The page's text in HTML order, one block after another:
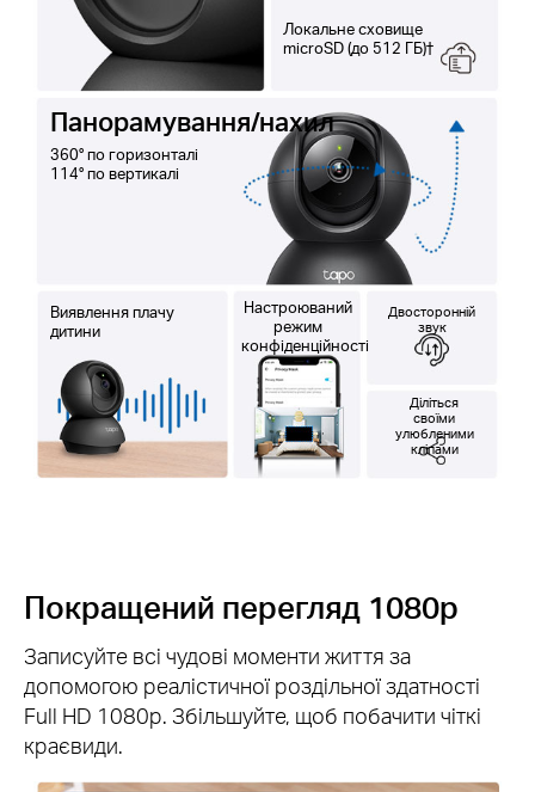
Настроюваний
режим
конфіденційності
Панорамування/нахил
360° по горизонталі
114° по вертикалі
Виявлення плачу
дитини
Локальне сховище
microSD (до 512 ГБ)†
Двосторонній
звук
Діліться
своїми
улюбленими
кліпами
Покращений перегляд 1080p
Записуйте всі чудові моменти життя за
допомогою реалістичної роздільної здатності
Full HD 1080p. Збільшуйте, щоб побачити чіткі
краєвиди.